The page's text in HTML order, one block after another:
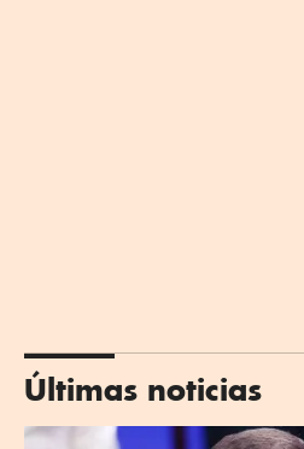
Últimas noticias